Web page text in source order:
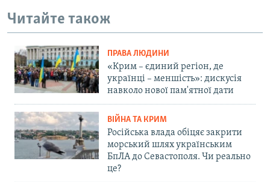
Читайте також
ПРАВА ЛЮДИНИ
«Крим – єдиний регіон, де
українці – меншість»: дискусія
навколо нової пам'ятної дати
ВІЙНА ТА КРИМ
Російська влада обіцяє закрити
морський шлях українським
БпЛА до Севастополя. Чи реально
це?